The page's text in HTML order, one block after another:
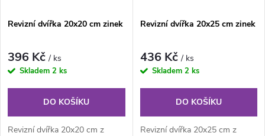
Revizní dvířka 20x20 cm zinek
396 Kč/ ks
Skladem 2 ks
DO KOŠÍKU
Revizní dvířka 20x20 cm z
Revizní dvířka 20x25 cm zinek
436 Kč/ ks
Skladem 2 ks
DO KOŠÍKU
Revizní dvířka 20x25 cm z